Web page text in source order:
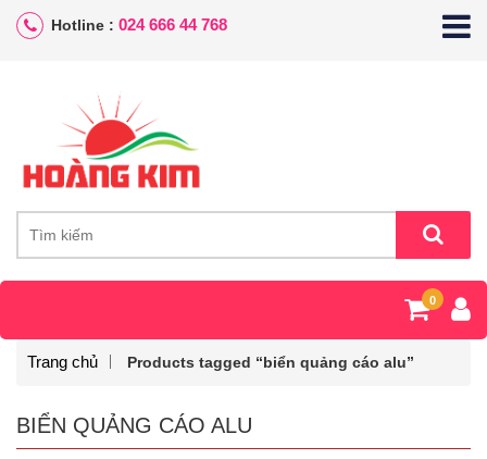
Hotline : 024 666 44 768
0
Trang chủ Products tagged “biển quảng cáo alu”
BIỂN QUẢNG CÁO ALU